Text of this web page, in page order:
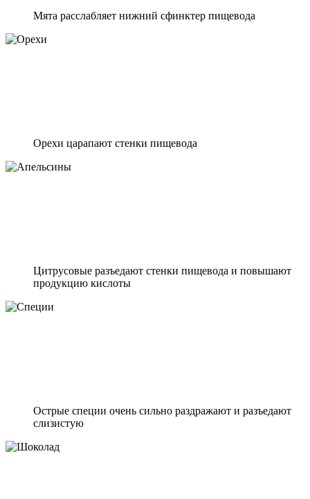
Мята расслабляет нижний сфинктер пищевода
Орехи царапают стенки пищевода
Цитрусовые разъедают стенки пищевода и повышают
продукцию кислоты
Острые специи очень сильно раздражают и разъедают
слизистую